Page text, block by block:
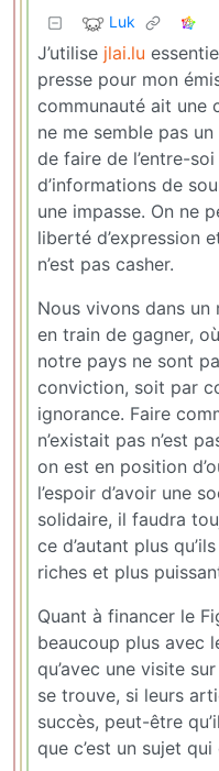
Luk
J’utilise jlai.lu
presse pour mon
communauté ait une
ne me semble pas
de faire de l’entre-
d’informations de
une impasse. On ne
liberté d’expression
n’est pas casher.
Nous vivons dans un
en train de gagner,
notre pays ne sont
conviction, soit par
ignorance. Faire
n’existait pas n’est
on est en position
l’espoir d’avoir une
solidaire, il faudra
ce d’autant plus
riches et plus
Quant à financer le
beaucoup plus avec
qu’avec une visite
se trouve, si leurs
succès, peut-être
que c’est un sujet